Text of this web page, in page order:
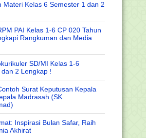
Materi Kelas 6 Semester 1 dan 2
PAI Kelas 1-6 CP 020 Tahun
Rangkuman dan Media
SD/MI Kelas 1-6
2 Lengkap !
Surat Keputusan Kepala
Madrasah (SK
Inspirasi Bulan Safar, Raih
Akhirat